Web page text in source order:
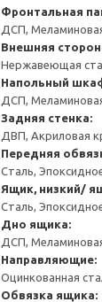
Фронтальная
ДСП,
Внешняя
Нержавеющая
Напольный
ДСП,
Задняя стенка:
ДВП, Акриловая
Передняя
Сталь,
Ящик, низкий/
Сталь,
Дно ящика:
ДСП,
Направляющие:
Оцинкованная
Обвязка ящика: